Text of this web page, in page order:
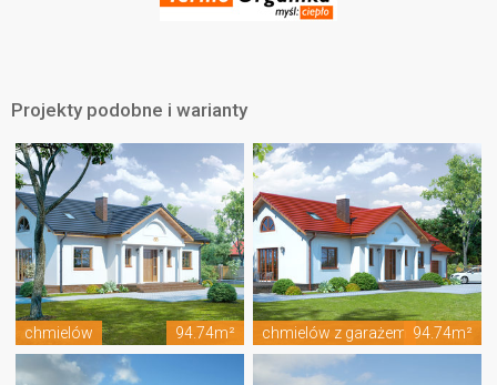
Projekty podobne i warianty
chmielów 94.74m² chmielów z garażem 94.74m²